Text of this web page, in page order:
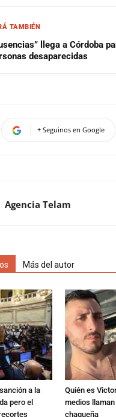
TAMBIÉN
llega a Córdoba
desaparecidas
+ Seguinos en Google
Agencia Telam
Más del autor
a la
pero el
Quién es
medios
chaqueña